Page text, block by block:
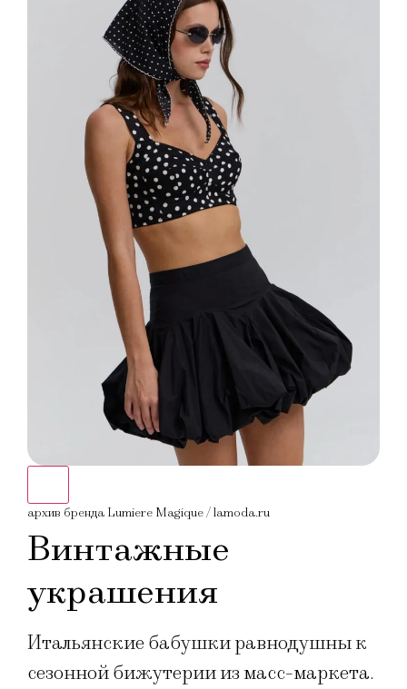
архив бренда Lumiere Magique / lamoda.ru
Винтажные
украшения
Итальянские бабушки равнодушны к
сезонной бижутерии из масс-маркета.